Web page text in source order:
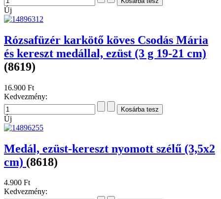
Új
Rózsafüzér karkötő köves Csodás Mária
és kereszt medállal, ezüst (3 g 19-21 cm)
(8619)
16.900 Ft
Kedvezmény:
Új
Medál, ezüst-kereszt nyomott szélű (3,5x2
cm) (8618)
4.900 Ft
Kedvezmény: